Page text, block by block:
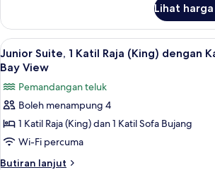
Balcony,
Oceanfront
1
Katil
Raja
(King),
Balcony,
Oceanfront
Lihat
Lihat
semua
foto
untuk
Junior
Suite,
1
Katil
Junior
1
Junior Suite, 1 Katil Raja (King) dengan
Bay View
Pemandangan teluk
Boleh menampung 4
1 Katil Raja (King) dan 1 Katil Sofa Bujang
Wi-Fi percuma
Butiran lanjut
Butiran